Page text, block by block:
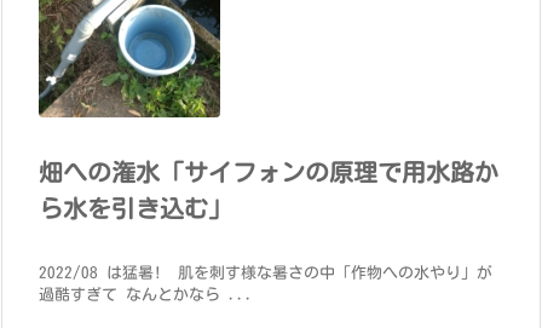
畑への潅水「サイフォンの原理で用水路か
ら水を引き込む」
2022/08 は猛暑! 肌を刺す様な暑さの中「作物への水やり」が
過酷すぎて なんとかなら ...